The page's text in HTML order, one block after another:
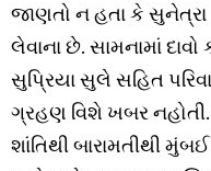
જાણતો ન હતા કે
લેવાના છે. સામનામાં
સુપ્રિયા સુલે સહિત
ગ્રહણ વિશે ખબર
શાંતિથી બારામતીથી